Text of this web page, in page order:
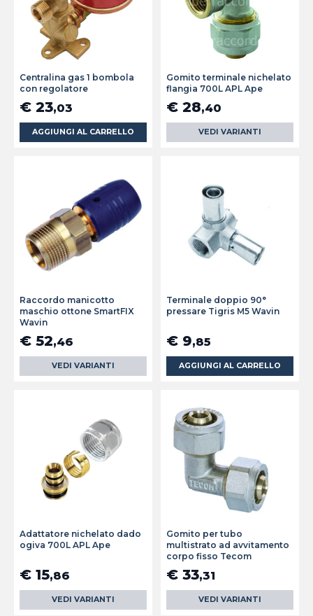
Centralina gas 1 bombola
con regolatore
€ 23,03
AGGIUNGI AL CARRELLO
Gomito terminale nichelato
flangia 700L APL Ape
€ 28,40
VEDI VARIANTI
Raccordo manicotto
maschio ottone SmartFIX
Wavin
€ 52,46
VEDI VARIANTI
Terminale doppio 90°
pressare Tigris M5 Wavin
€ 9,85
AGGIUNGI AL CARRELLO
Adattatore nichelato dado
ogiva 700L APL Ape
€ 15,86
VEDI VARIANTI
Gomito per tubo
multistrato ad avvitamento
corpo fisso Tecom
€ 33,31
VEDI VARIANTI